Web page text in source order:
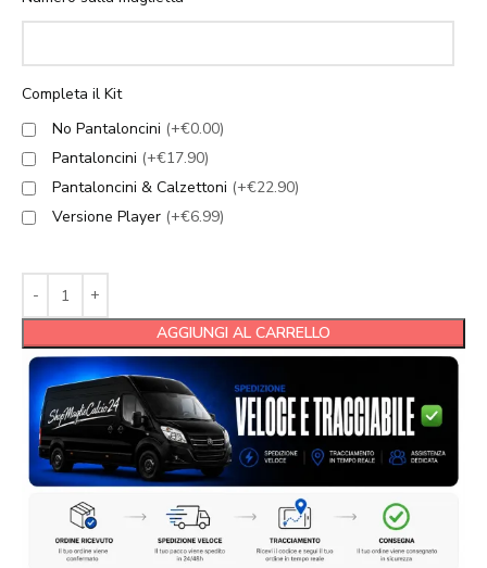
Completa il Kit
No Pantaloncini (+€0.00)
Pantaloncini (+€17.90)
Pantaloncini & Calzettoni (+€22.90)
Versione Player (+€6.99)
AGGIUNGI AL CARRELLO